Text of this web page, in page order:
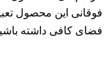
فضای کافی داشته